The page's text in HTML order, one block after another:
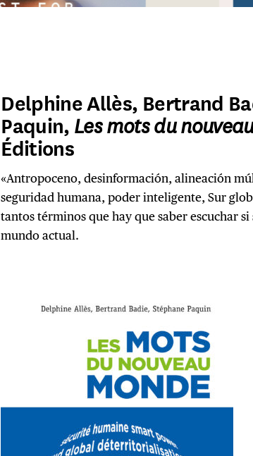
Delphine Allès, Bertrand
Paquin,Les mots du
Éditions
«Antropoceno, desinformación, alineación
seguridad humana, poder inteligente, Sur
tantos términos que hay que saber escuchar
mundo actual.